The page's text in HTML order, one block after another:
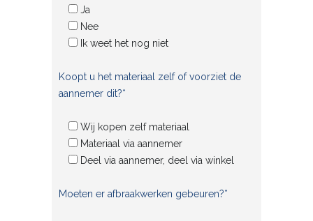
Ja
Nee
Ik weet het nog niet
Koopt u het materiaal zelf of voorziet de
aannemer dit?*
Wij kopen zelf materiaal
Materiaal via aannemer
Deel via aannemer, deel via winkel
Moeten er afbraakwerken gebeuren?*